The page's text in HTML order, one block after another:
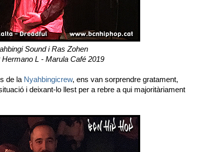
Sound i Ras Zohen
L - Marula Café 2019
de la Nyahbingicrew, ens van sorprendre gratament,
i deixant-lo llest per a rebre a qui majoritàriament